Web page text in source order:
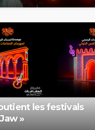
les festivals
»